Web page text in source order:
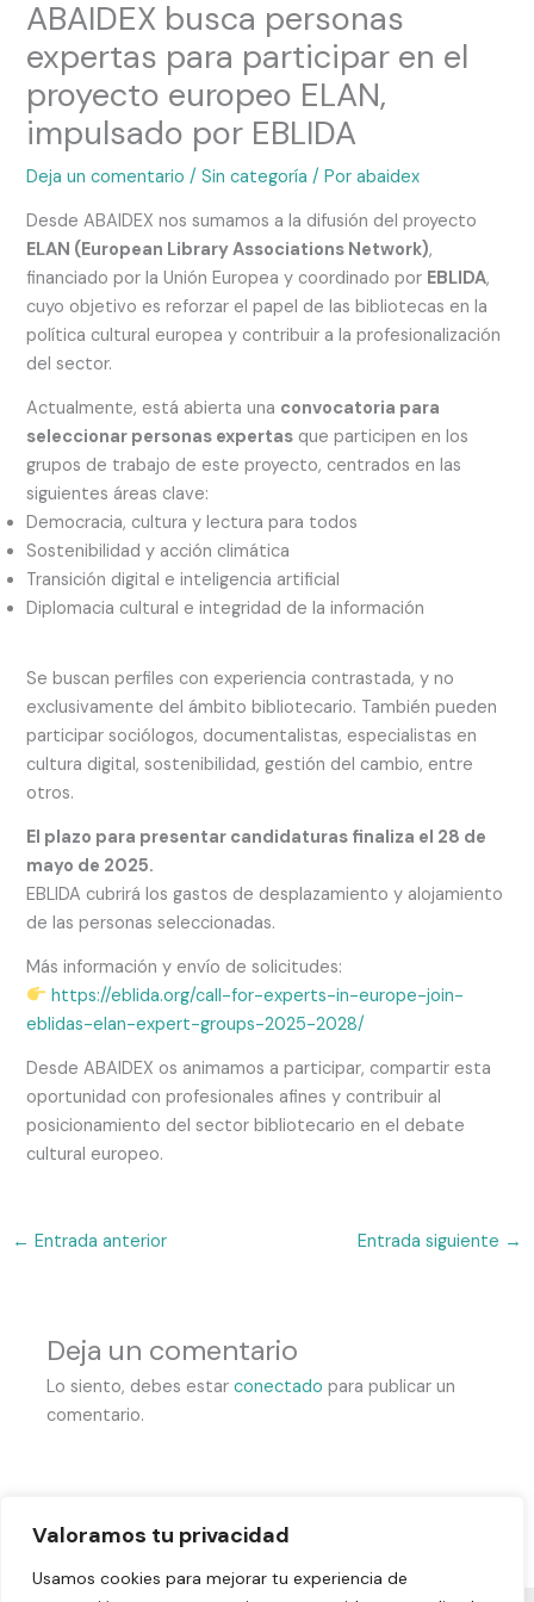
Valoramos tu privacidad
Usamos cookies para mejorar tu experiencia de
ABAIDEX busca personas
expertas para participar en el
proyecto europeo ELAN,
impulsado por EBLIDA
Deja un comentario /Sin categoría / Porabaidex
Desde ABAIDEX nos sumamos a la difusión del proyecto
ELAN (European Library Associations Network),
financiado por la Unión Europea y coordinado por EBLIDA,
cuyo objetivo es reforzar el papel de las bibliotecas en la
política cultural europea y contribuir a la profesionalización
del sector.
Actualmente, está abierta una convocatoria para
seleccionar personas expertas que participen en los
grupos de trabajo de este proyecto, centrados en las
siguientes áreas clave:
Democracia, cultura y lectura para todos
Sostenibilidad y acción climática
Transición digital e inteligencia artificial
Diplomacia cultural e integridad de la información
Se buscan perfiles con experiencia contrastada, y no
exclusivamente del ámbito bibliotecario. También pueden
participar sociólogos, documentalistas, especialistas en
cultura digital, sostenibilidad, gestión del cambio, entre
otros.
El plazo para presentar candidaturas finaliza el 28 de
mayo de 2025.
EBLIDA cubrirá los gastos de desplazamiento y alojamiento
de las personas seleccionadas.
Más información y envío de solicitudes:
https://eblida.org/call-for-experts-in-europe-join-
eblidas-elan-expert-groups-2025-2028/
Desde ABAIDEX os animamos a participar, compartir esta
oportunidad con profesionales afines y contribuir al
posicionamiento del sector bibliotecario en el debate
cultural europeo.
← Entrada anterior Entrada siguiente →
Deja un comentario
Lo siento, debes estarconectado para publicar un
comentario.